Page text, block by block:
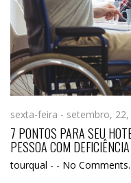
sexta-feira - setembro, 22,
7 PONTOS PARA SEU
PESSOA COM DEFICIÊNCIA
tourqual - - No Comments.